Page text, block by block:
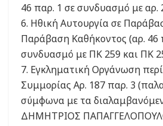
46 παρ. 1 σε συνδυασμό με αρ.
6. Ηθική Αυτουργία σε
Παράβαση Καθήκοντος (αρ. 46
συνδυασμό με ΠΚ 259 και ΠΚ
7. Εγκληματική Οργάνωση
Συμμορίας Αρ. 187 παρ. 3
σύμφωνα με τα
ΔΗΜΗΤΡΙΟΣ